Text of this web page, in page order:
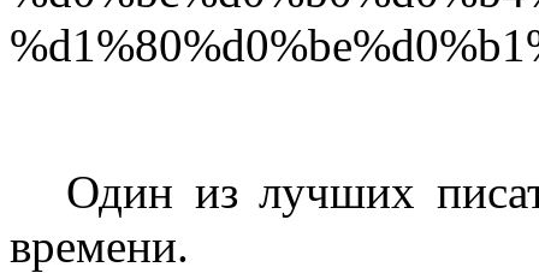
Один из лучших
времени.